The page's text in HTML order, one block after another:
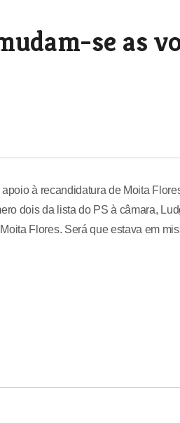
se as
à recandidatura de Moita
dois da lista do PS à câmara,
Flores. Será que estava em